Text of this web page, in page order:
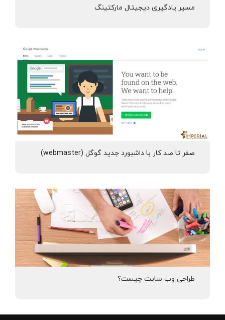
مسیر یادگیری دیجیتال مارکتینگ
صفر تا صد کار با داشبورد جدید گوگل (webmaster)
طراحی وب سایت چیست؟